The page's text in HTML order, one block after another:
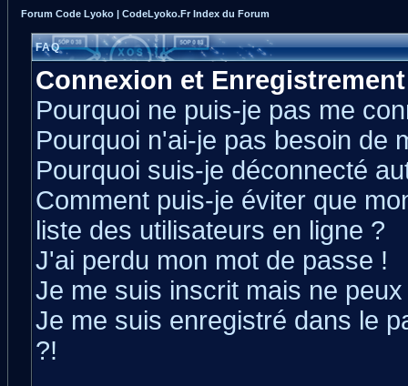
Forum Code Lyoko | CodeLyoko.Fr Index du Forum
FAQ
Connexion et Enregistrement
Pourquoi ne puis-je pas me
Pourquoi n'ai-je pas besoin de
Pourquoi suis-je déconnecté
Comment puis-je éviter que
liste des utilisateurs en ligne ?
J'ai perdu mon mot de passe !
Je me suis inscrit mais ne
Je me suis enregistré dans le
?!